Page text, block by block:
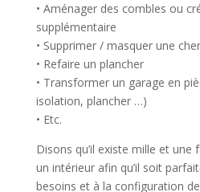
• Aménager des combles ou
supplémentaire
• Supprimer / masquer une
• Refaire un plancher
• Transformer un garage en
isolation, plancher …)
• Etc.
Disons qu’il existe mille et
un intérieur afin qu’il soit
besoins et à la configuration